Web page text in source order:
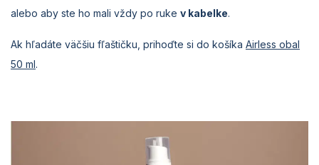
alebo aby ste ho mali vždy po ruke v kabelke.
Ak hľadáte väčšiu fľaštičku, prihoďte si do košíka Airless obal
50 ml.